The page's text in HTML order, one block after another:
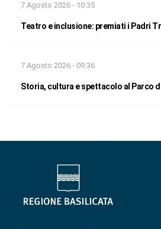
7 Agosto 2026 - 10:35
Teatro e inclusione: premiati i Padri
7 Agosto 2026 - 09:36
Storia, cultura e spettacolo al Parco